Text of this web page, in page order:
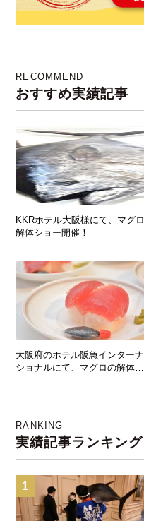
RECOMMEND
おすすめ実績記事
KKRホテル大阪様にて、マグロ
解体ショー開催！
大阪府のホテル阪急インターナ
ショナルにて、マグロの解体シ
RANKING
実績記事ランキング
1